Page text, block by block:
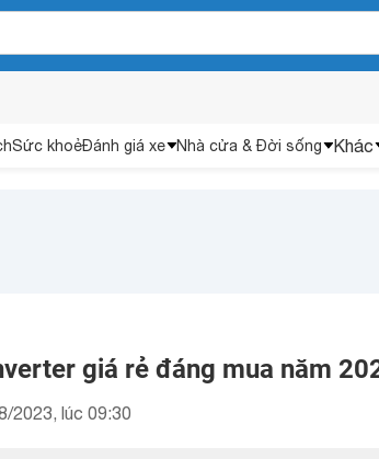
Sức khoẻĐánh giá xe Nhà cửa & Đời sống Khác
giá rẻ đáng mua năm
2023, lúc 09:30